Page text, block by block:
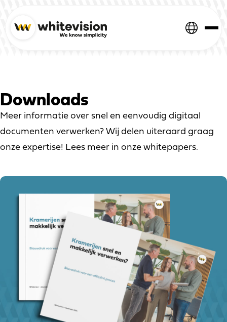
Downloads
Meer informatie over snel en eenvoudig digitaal
documenten verwerken? Wij delen uiteraard graag
onze expertise! Lees meer in onze whitepapers.